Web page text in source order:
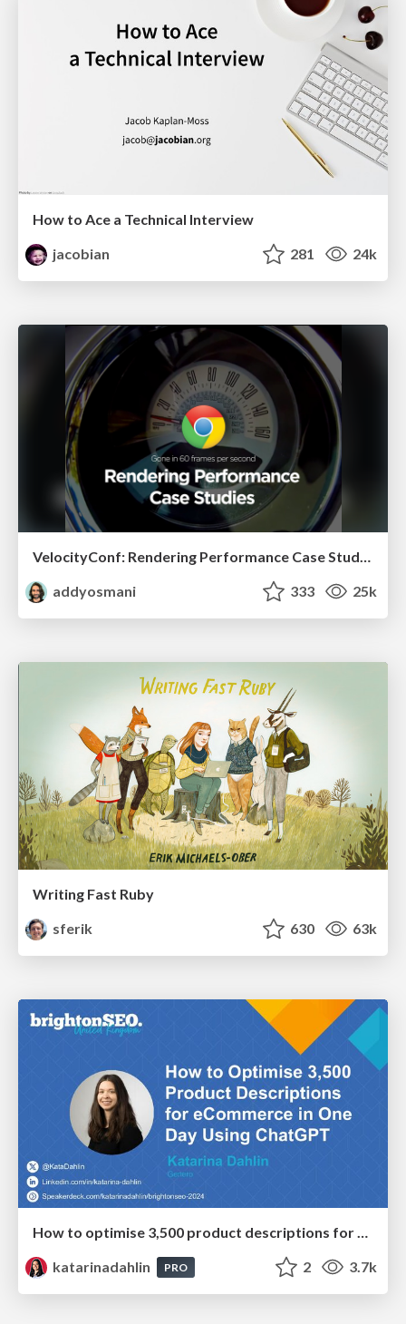
How to Ace a Technical Interview
jacobian
281 24k
VelocityConf: Rendering Performance Case Studies
addyosmani
333 25k
Writing Fast Ruby
sferik
630 63k
katarinadahlin
PRO 2 3.7k